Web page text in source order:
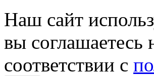
Наш сайт
вы соглашаетесь
соответствии с